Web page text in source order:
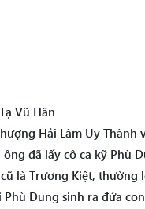
Vũ Hân
Hải Lâm Uy Thành
đã lấy cô ca kỹ Phù
là Trương Kiệt, thường
Dung sinh ra đứa